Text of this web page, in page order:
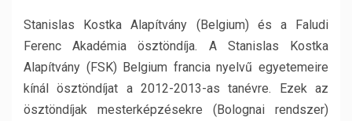
Stanislas Kostka Alapítvány (Belgium) és a Faludi
Ferenc Akadémia ösztöndíja. A Stanislas Kostka
Alapítvány (FSK) Belgium francia nyelvű egyetemeire
kínál ösztöndíjat a 2012-2013-as tanévre. Ezek az
ösztöndíjak mesterképzésekre (Bolognai rendszer)